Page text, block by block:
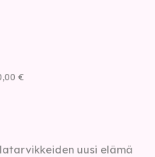
€
uusi elämä